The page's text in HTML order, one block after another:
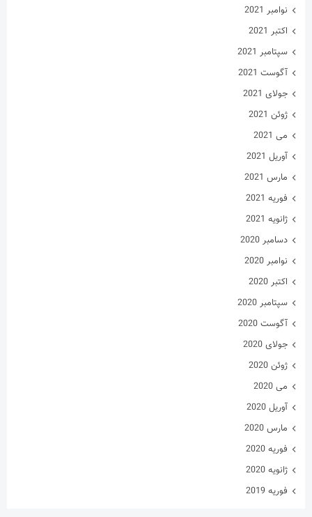
نوامبر 2021
اکتبر 2021
سپتامبر 2021
آگوست 2021
جولای 2021
ژوئن 2021
می 2021
آوریل 2021
مارس 2021
فوریه 2021
ژانویه 2021
دسامبر 2020
نوامبر 2020
اکتبر 2020
سپتامبر 2020
آگوست 2020
جولای 2020
ژوئن 2020
می 2020
آوریل 2020
مارس 2020
فوریه 2020
ژانویه 2020
فوریه 2019